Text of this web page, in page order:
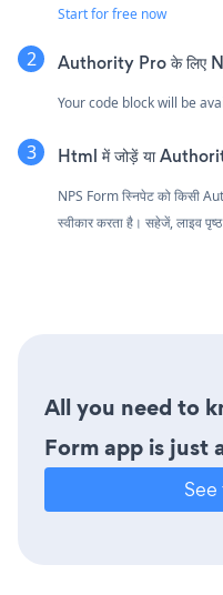
Start for free now
Authority Pro के लिए
Your code block will be
Html में जोड़ें या
NPS Form स्निपेट को किसी
स्वीकार करता है। सहेजें, लाइव
All you need to
Form app is just